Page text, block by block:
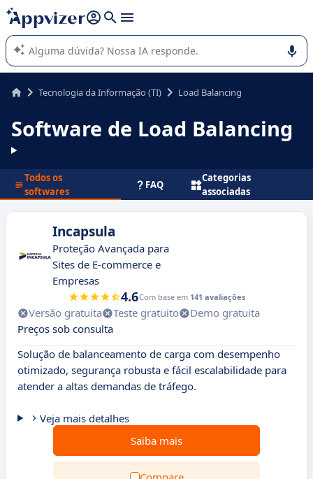
de nossa IA (várias linhas com
A IA do Appvizer o orienta no uso ou na seleção de software
SaaS para sua empresa.
Tecnologia da Informação (TI) Load Balancing
Software de Load Balancing
Todos os
softwares
FAQ
Categorias
associadas
Incapsula
Proteção Avançada para
Sites de E-commerce e
Empresas
4.6Com base em 141 avaliações
Versão gratuita Teste gratuito
Demo gratuita
Preços sob consulta
Solução de balanceamento de carga com desempenho
otimizado, segurança robusta e fácil escalabilidade para
atender a altas demandas de tráfego.
Veja mais detalhes
Saiba mais